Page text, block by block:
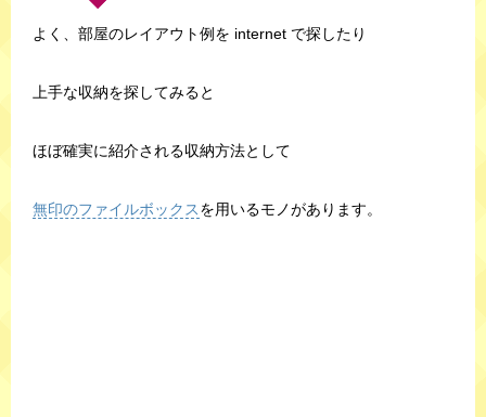
よく、部屋のレイアウト例を internet で探したり
上手な収納を探してみると
ほぼ確実に紹介される収納方法として
無印のファイルボックスを用いるモノがあります。